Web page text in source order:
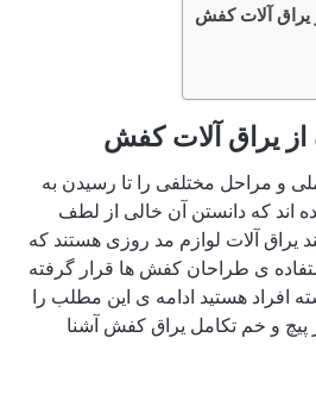
یراق آلات کفش
از یراق آلات کفش
و مراحل مختلفی را تا رسیدن به
اند که دانستن آن خالی از لطف
یراق آلات لوازم مد روزی هستند که
ی طراحان کفش ها قرار گرفته
افراد هستید ادامه ی این مطلب را
پیچ و خم تکامل یراق کفش آشنا